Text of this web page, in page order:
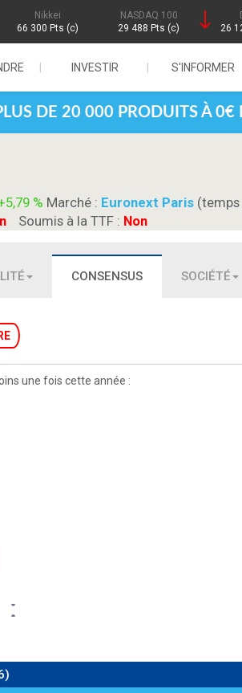
Nikkei
66 300 Pts (c)
NASDAQ 100
29 488 Pts (c)
26
INVESTIR S'INFORMER
DE 20 000 PRODUITS À 0€
% Marché : Euronext Paris
Soumis à la TTF : Non
CONSENSUS SOCIÉTÉ
une fois cette année :